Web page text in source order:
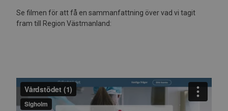
Se filmen för att få en sammanfattning över vad vi tagit
fram till Region Västmanland: